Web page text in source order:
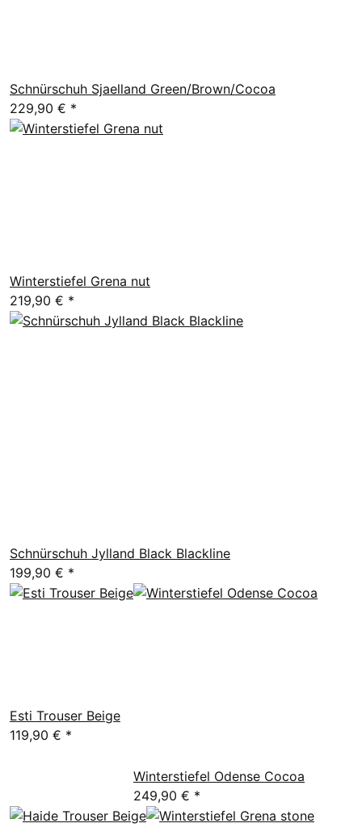
Schnürschuh Sjaelland Green/Brown/Cocoa
229,90 € *
Winterstiefel Grena nut
219,90 € *
Schnürschuh Jylland Black Blackline
199,90 € *
Esti Trouser Beige
119,90 € *
Winterstiefel Odense Cocoa
249,90 € *